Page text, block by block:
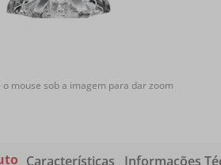
o mouse sob a imagem para dar zoom
Características Informações